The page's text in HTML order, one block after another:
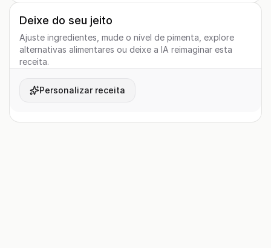
Deixe do seu jeito
Ajuste ingredientes, mude o nível de pimenta, explore
alternativas alimentares ou deixe a IA reimaginar esta
receita.
Personalizar receita